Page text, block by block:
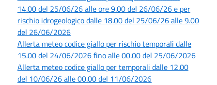
14.00 del 25/06/26 alle ore 9.00 del 26/06/26 e per
rischio idrogeologico dalle 18.00 del 25/06/26 alle 9.00
del 26/06/2026
Allerta meteo codice giallo per rischio temporali dalle
15.00 del 24/06/2026 fino alle 00.00 del 25/06/2026
Allerta meteo codice giallo per temporali dalle 12.00
del 10/06/26 alle 00.00 del 11/06/2026